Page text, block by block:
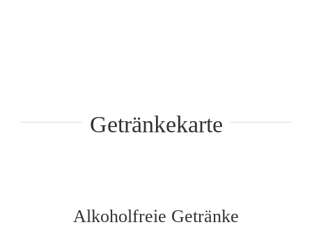
Getränkekarte
Alkoholfreie Getränke